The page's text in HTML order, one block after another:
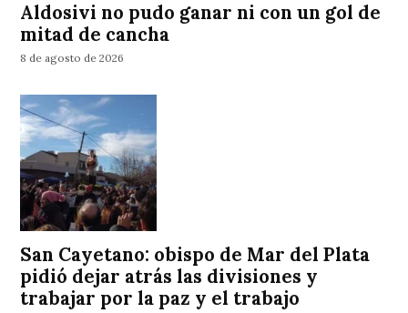
Aldosivi no pudo ganar ni con un gol de
mitad de cancha
8 de agosto de 2026
San Cayetano: obispo de Mar del Plata
pidió dejar atrás las divisiones y
trabajar por la paz y el trabajo